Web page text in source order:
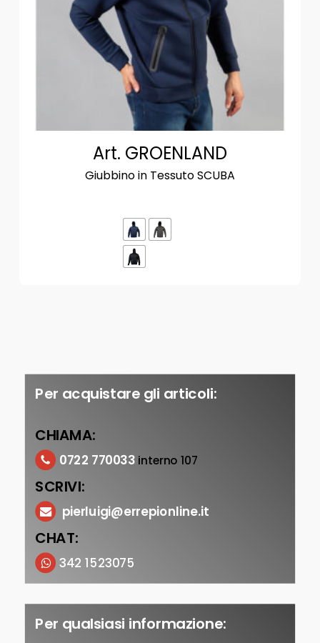
Art. GROENLAND
Giubbino in Tessuto SCUBA
Per acquistare gli articoli:
CHIAMA:
0722 770033 interno 107
SCRIVI:
pierluigi@errepionline.it
CHAT:
342 1523075
Per qualsiasi informazione: